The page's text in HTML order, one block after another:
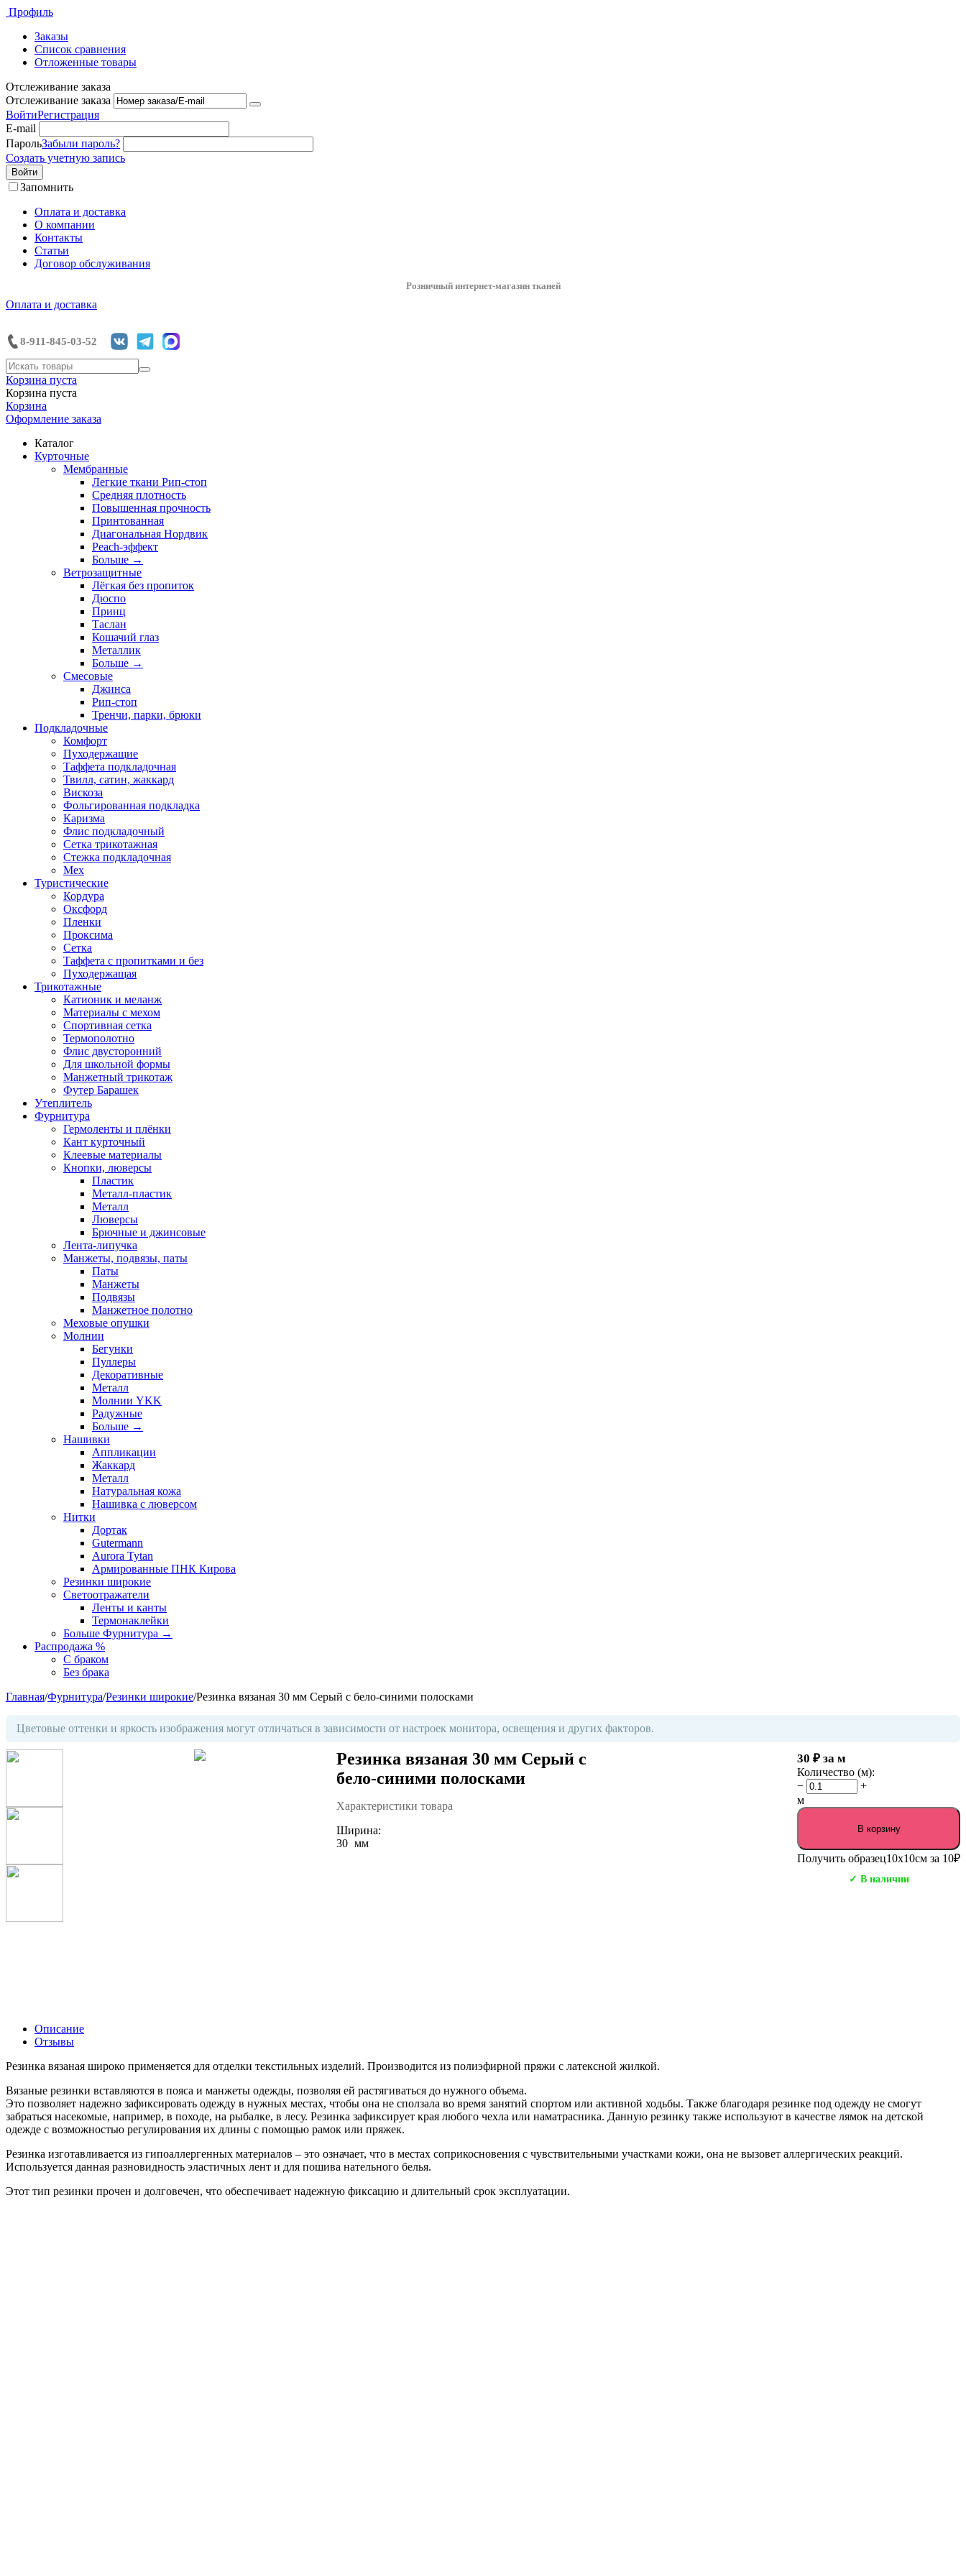
Профиль
Заказы
Список сравнения
Отложенные товары
Отслеживание заказа
Отслеживание заказа
ВойтиРегистрация
E-mail
ПарольЗабыли пароль?
Создать учетную запись
Войти
Запомнить
Оплата и доставка
О компании
Контакты
Статьи
Договор обслуживания
Розничный интернет-магазин тканей
Оплата и доставка
8-911-845-03-52
Корзина пуста
Корзина пуста
Корзина
Оформление заказа
Каталог
Курточные
Мембранные
Легкие ткани Рип-стоп
Средняя плотность
Повышенная прочность
Принтованная
Диагональная Нордвик
Peach-эффект
Больше →
Ветрозащитные
Лёгкая без пропиток
Дюспо
Принц
Таслан
Кошачий глаз
Металлик
Больше →
Смесовые
Джинса
Рип-стоп
Тренчи, парки, брюки
Подкладочные
Комфорт
Пуходержащие
Таффета подкладочная
Твилл, сатин, жаккард
Вискоза
Фольгированная подкладка
Каризма
Флис подкладочный
Сетка трикотажная
Стежка подкладочная
Мех
Туристические
Кордура
Оксфорд
Пленки
Проксима
Сетка
Таффета с пропитками и без
Пуходержащая
Трикотажные
Катионик и меланж
Материалы с мехом
Спортивная сетка
Термополотно
Флис двусторонний
Для школьной формы
Манжетный трикотаж
Футер Барашек
Утеплитель
Фурнитура
Гермоленты и плёнки
Кант курточный
Клеевые материалы
Кнопки, люверсы
Пластик
Металл-пластик
Металл
Люверсы
Брючные и джинсовые
Лента-липучка
Манжеты, подвязы, паты
Паты
Манжеты
Подвязы
Манжетное полотно
Меховые опушки
Молнии
Бегунки
Пуллеры
Декоративные
Металл
Молнии YKK
Радужные
Больше →
Нашивки
Аппликации
Жаккард
Металл
Натуральная кожа
Нашивка с люверсом
Нитки
Дортак
Gutermann
Aurora Tytan
Армированные ПНК Кирова
Резинки широкие
Светоотражатели
Ленты и канты
Термонаклейки
Больше Фурнитура →
Распродажа %
С браком
Без брака
Главная/Фурнитура/Резинки широкие/Резинка вязаная 30 мм Серый с бело-синими полосками
Цветовые оттенки и яркость изображения могут отличаться в зависимости от настроек монитора, освещения и других факторов.
Резинка вязаная 30 мм Серый с
бело-синими полосками
Характеристики товара
Ширина:
30 мм
30 ₽ за м
Количество (м):
−
+
м
В корзину
Получить образец10х10см за 10₽
✓ В наличии
Описание
Отзывы
Резинка вязаная широко применяется для отделки текстильных изделий. Производится из полиэфирной пряжи с латексной жилкой.
Вязаные резинки вставляются в пояса и манжеты одежды, позволяя ей растягиваться до нужного объема.
Это позволяет надежно зафиксировать одежду в нужных местах, чтобы она не сползала во время занятий спортом или активной ходьбы. Также благодаря резинке под одежду не смогут
забраться насекомые, например, в походе, на рыбалке, в лесу. Резинка зафиксирует края любого чехла или наматрасника. Данную резинку также используют в качестве лямок на детской
одежде с возможностью регулирования их длины с помощью рамок или пряжек.
Резинка изготавливается из гипоаллергенных материалов – это означает, что в местах соприкосновения с чувствительными участками кожи, она не вызовет аллергических реакций.
Используется данная разновидность эластичных лент и для пошива нательного белья.
Этот тип резинки прочен и долговечен, что обеспечивает надежную фиксацию и длительный срок эксплуатации.